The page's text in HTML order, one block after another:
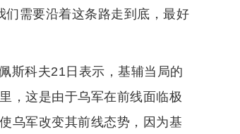
们需要沿着这条路走到底，最好
斯科夫21日表示，基辅当局的
，这是由于乌军在前线面临极
乌军改变其前线态势，因为基